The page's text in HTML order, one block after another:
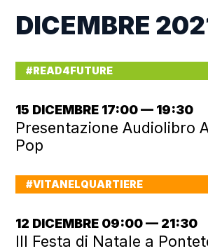
DICEMBRE
#READ4FUTURE
15 DICEMBRE 17:00 — 19:30
Presentazione Audiolibro
Pop
#VITANELQUARTIERE
12 DICEMBRE 09:00 — 21:30
III Festa di Natale a